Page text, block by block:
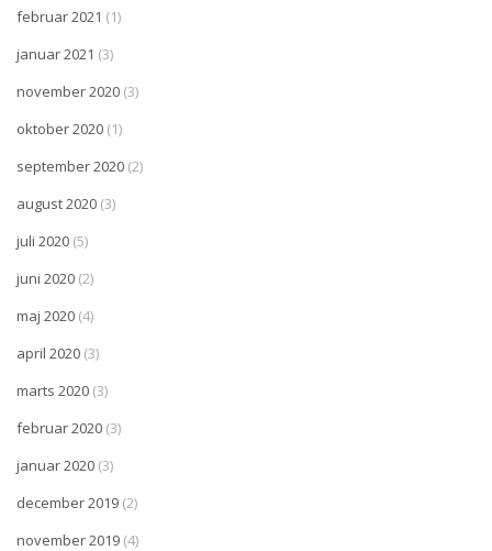
februar 2021 (1)
januar 2021 (3)
november 2020 (3)
oktober 2020 (1)
september 2020 (2)
august 2020 (3)
juli 2020 (5)
juni 2020 (2)
maj 2020 (4)
april 2020 (3)
marts 2020 (3)
februar 2020 (3)
januar 2020 (3)
december 2019 (2)
november 2019 (4)